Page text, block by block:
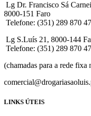
Lg Dr. Francisco Sá
8000-151 Faro
Telefone: (351) 289 870
Lg S.Luís 21, 8000-144
Telefone: (351) 289 870
(chamadas para a rede fixa
LINKS ÚTEIS